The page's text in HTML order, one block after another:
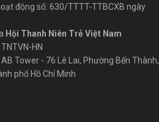
động số: 630/TTTT-TTBCXB ngày
Hội Thanh Niên Trẻ Việt Nam
HN
Tower - 76 Lê Lai, Phường Bến Thành,
phố Hồ Chí Minh